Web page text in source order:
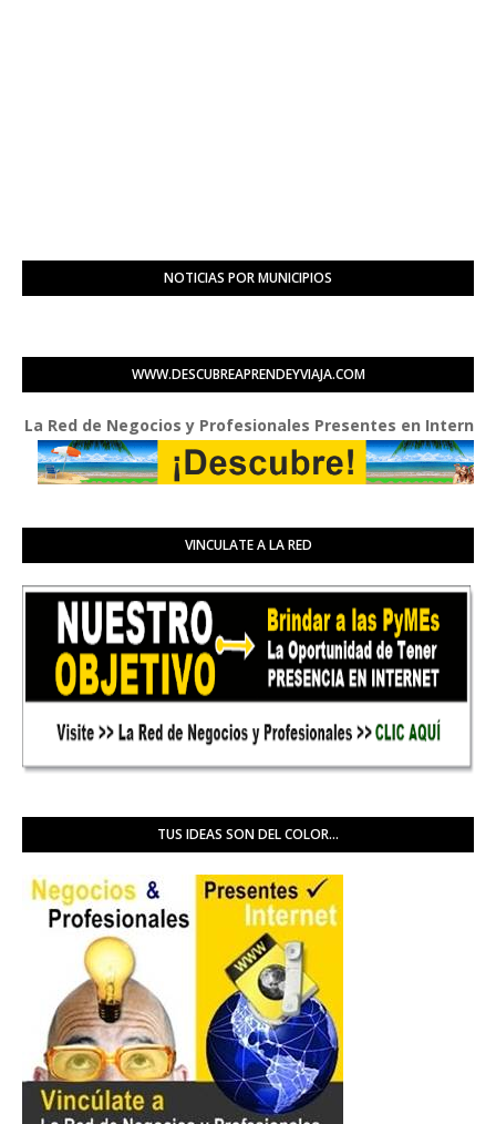
NOTICIAS POR MUNICIPIOS
WWW.DESCUBREAPRENDEYVIAJA.COM
de Negocios y Profesionales Presentes en Internet
VINCULATE A LA RED
TUS IDEAS SON DEL COLOR...